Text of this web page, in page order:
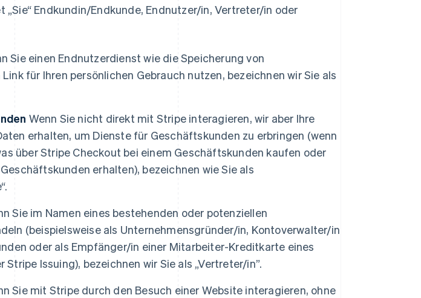
„Sie“ Endkundin/Endkunde, Endnutzer/in, Vertreter/in oder
Sie einen Endnutzerdienst wie die Speicherung von
für Ihren persönlichen Gebrauch nutzen, bezeichnen wir Sie als
Wenn Sie nicht direkt mit Stripe interagieren, wir aber Ihre
erhalten, um Dienste für Geschäftskunden zu erbringen (wenn
über Stripe Checkout bei einem Geschäftskunden kaufen oder
erhalten), bezeichnen wie Sie als
Sie im Namen eines bestehenden oder potenziellen
(beispielsweise als Unternehmensgründer/in, Kontoverwalter/in
oder als Empfänger/in einer Mitarbeiter-Kreditkarte eines
Issuing), bezeichnen wir Sie als „Vertreter/in”.
Sie mit Stripe durch den Besuch einer Website interagieren, ohne